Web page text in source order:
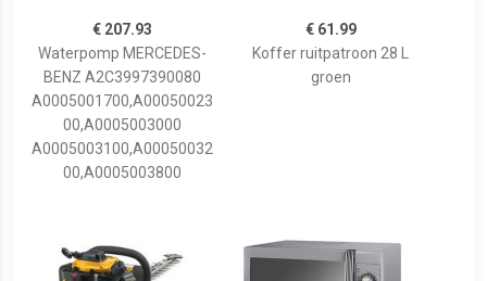
€ 207.93
Waterpomp MERCEDES-
BENZ A2C3997390080
A0005001700,A00050023
00,A0005003000
A0005003100,A00050032
00,A0005003800
€ 61.99
Koffer ruitpatroon 28 L
groen